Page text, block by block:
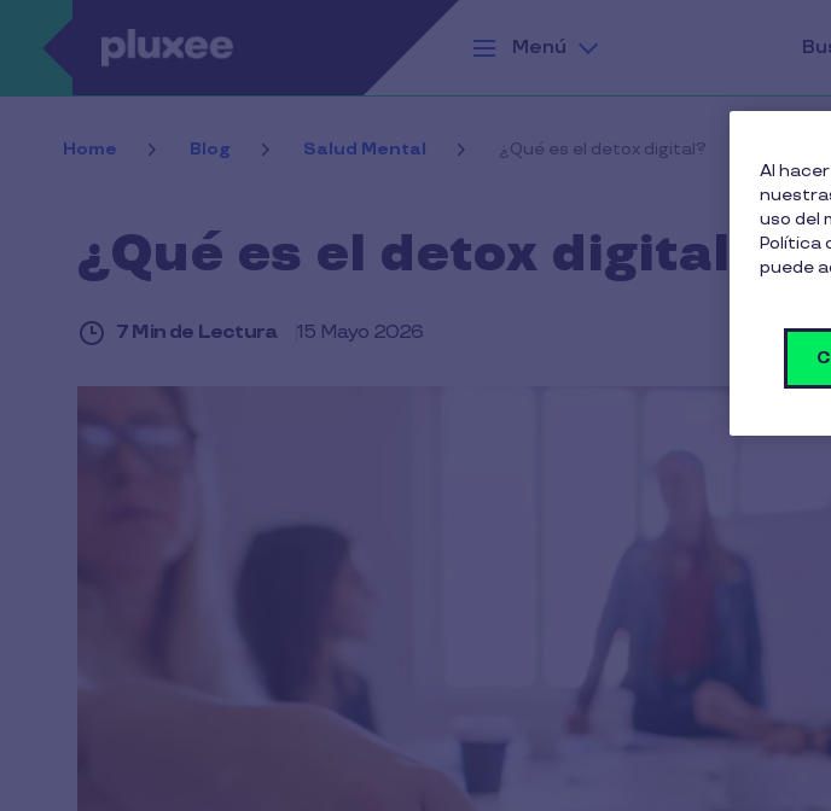
Pasar al contenido principal
Menú
Home Blog Salud Mental ¿Qué es el detox digital?
¿Qué es el detox digital?
7 Min de Lectura 15 Mayo 2026
Al
uso del
Política
puede